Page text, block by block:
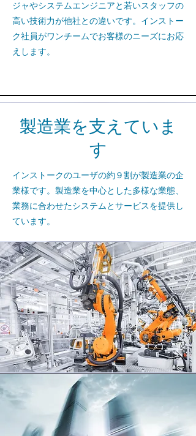
ジャやシステムエンジニアと若いスタッフの
高い技術力が他社との違いです。インストー
ク社員がワンチームでお客様のニーズにお応
えします。
​製造業を支えていま
す
インストークのユーザの約９割が製造業の企
業様です。製造業を中心とした多様な業態、
業務に合わせたシステムとサービスを提供し
ています。